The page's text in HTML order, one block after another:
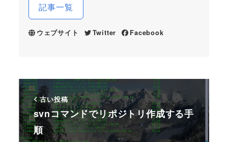
記事一覧
ウェブサイト Twitter Facebook
古い投稿
svnコマンドでリポジトリ作成する手
順